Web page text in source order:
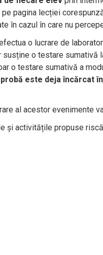
pagina lecției
în cazul în care nu
o lucrare de
o testare sumativă
o testare sumativă a
este deja încărcat
al acestor evenimente
și activitățile propuse riscă